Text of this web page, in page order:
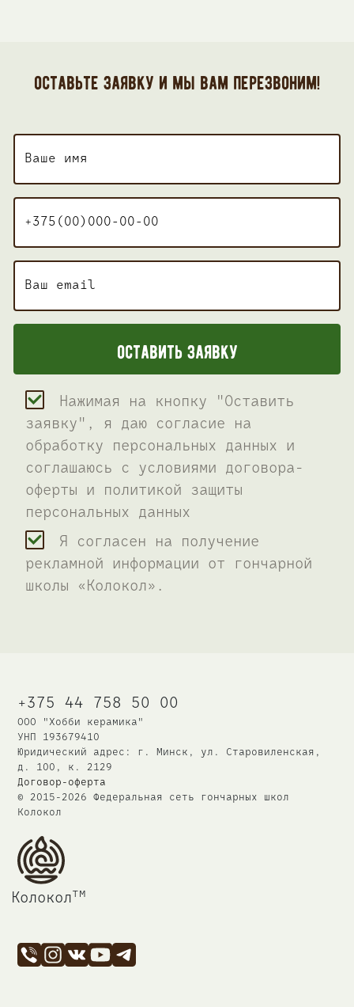
оставьте заявку и мы вам перезвоним!
Нажимая на кнопку "Оставить
заявку", я даю согласие на
обработку персональных данных и
соглашаюсь c условиями договора-
оферты и политикой защиты
персональных данных
Я согласен на получение
рекламной информации от гончарной
школы «Колокол».
+375 44 758 50 00
ООО "Хобби керамика"
УНП 193679410
Юридический адрес: г. Минск, ул. Старовиленская,
д. 100, к. 2129
Договор-оферта
© 2015-2026 Федеральная сеть
гончарных школ
Колокол
Колоколтм